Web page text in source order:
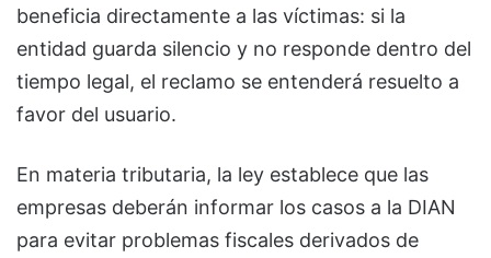
beneficia directamente a las víctimas: si la
entidad guarda silencio y no responde dentro del
tiempo legal, el reclamo se entenderá resuelto a
favor del usuario.
En materia tributaria, la ley establece que las
empresas deberán informar los casos a la DIAN
para evitar problemas fiscales derivados de